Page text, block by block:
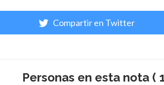
Compartir en Twitter
Personas en esta nota (